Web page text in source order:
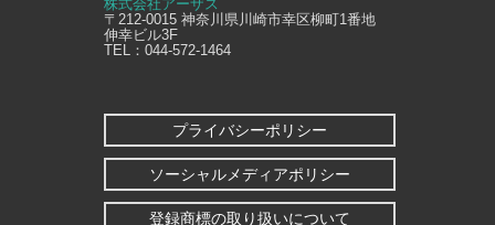
株式会社アーザス
〒212-0015 神奈川県 川崎市幸区柳町1番地
伸幸ビル3F
TEL： 044-572-1464
プライバシーポリシー
ソーシャルメディアポリシー
登録商標の取り扱いについて